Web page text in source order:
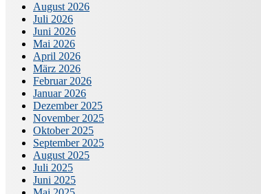
August 2026
Juli 2026
Juni 2026
Mai 2026
April 2026
März 2026
Februar 2026
Januar 2026
Dezember 2025
November 2025
Oktober 2025
September 2025
August 2025
Juli 2025
Juni 2025